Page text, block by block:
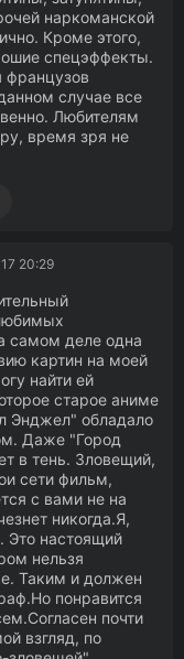
наркоманской
Кроме этого,
спецэффекты.
случае все
Любителям
время зря не
20:29
самом деле одна
картин на моей
найти ей
старое аниме
Энджел" обладало
Даже "Город
в тень. Зловещий,
сети фильм,
с вами не на
никогда.Я,
Это настоящий
нельзя
Таким и должен
понравится
почти
взгляд, по